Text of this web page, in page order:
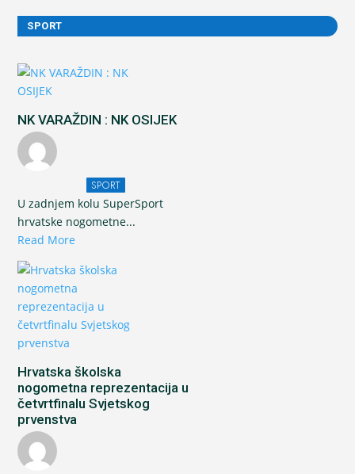
SPORT
NK VARAŽDIN : NK OSIJEK
SPORT
U zadnjem kolu SuperSport
hrvatske nogometne...
Read More
Hrvatska školska
nogometna reprezentacija u
četvrtfinalu Svjetskog
prvenstva